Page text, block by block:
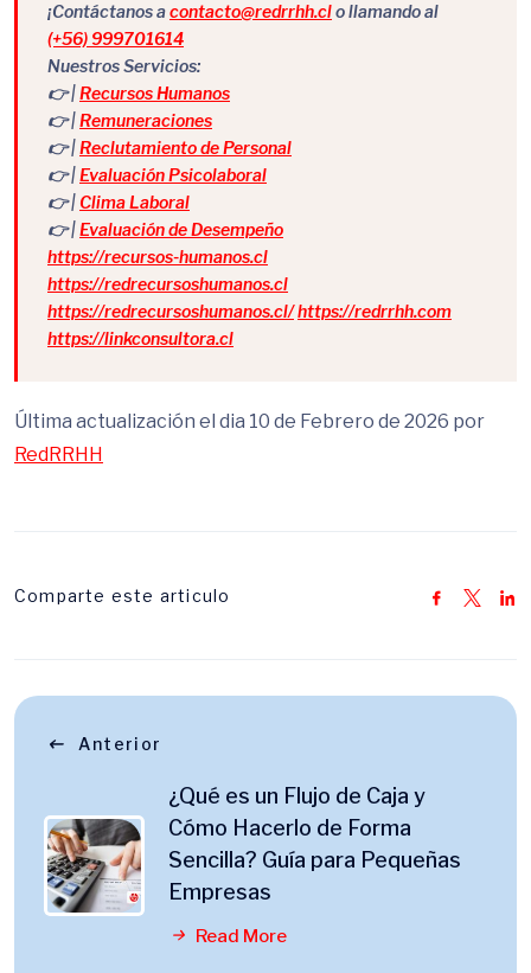
¡Contáctanos acontacto@redrrhh.clo llamando al
(+56) 999701614
Nuestros Servicios:
👉 |Recursos Humanos
👉 |Remuneraciones
👉 |Reclutamiento de Personal
👉 |Evaluación Psicolaboral
👉 |Clima Laboral
👉 |Evaluación de Desempeño
https://recursos-humanos.cl
https://redrecursoshumanos.cl
https://redrecursoshumanos.cl/https://redrrhh.com
https://linkconsultora.cl
Última actualización el dia 10 de Febrero de 2026 por
RedRRHH
Comparte este articulo
Anterior
¿Qué es un Flujo de Caja y
Cómo Hacerlo de Forma
Sencilla? Guía para Pequeñas
Empresas
Read More